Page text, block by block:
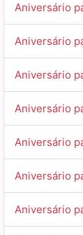
Aniversário
Aniversário
Aniversário
Aniversário
Aniversário
Aniversário
Aniversário